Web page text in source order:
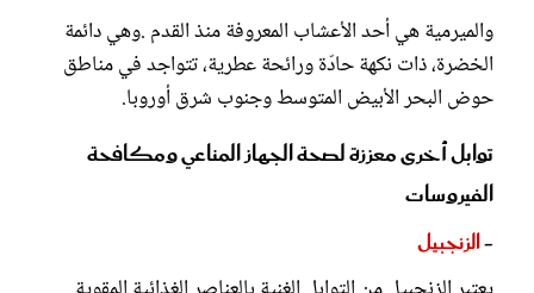
والميرمية هي أحد الأعشاب المعروفة منذ القدم .وهي دائمة
الخضرة، ذات نكهة حادّة ورائحة عطرية، تتواجد في مناطق
حوض البحر الأبيض المتوسط وجنوب شرق أوروبا.
توابل أخرى معززة لصحة الجهاز المناعي ومكافحة
الفيروسات
-الزنجبيل